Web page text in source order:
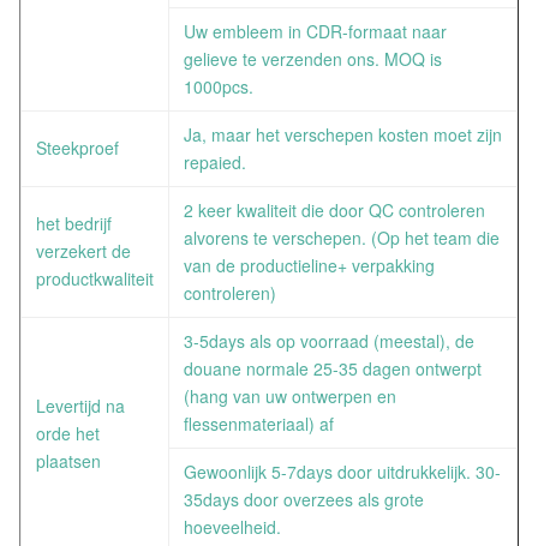
Uw embleem in CDR-formaat naar
gelieve te verzenden ons. MOQ is
1000pcs.
Steekproef
Ja, maar het verschepen kosten moet zijn
repaied.
het bedrijf
verzekert de
productkwaliteit
2 keer kwaliteit die door QC controleren
alvorens te verschepen. (Op het team die
van de productieline+ verpakking
controleren)
Levertijd na
orde het
plaatsen
3-5days als op voorraad (meestal), de
douane normale 25-35 dagen ontwerpt
(hang van uw ontwerpen en
flessenmateriaal) af
Gewoonlijk 5-7days door uitdrukkelijk. 30-
35days door overzees als grote
hoeveelheid.